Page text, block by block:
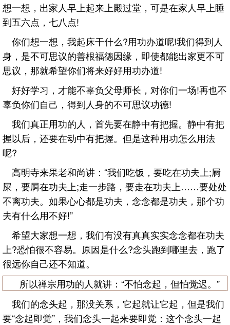
想一想，出家人早上起来上殿过堂，可是在家人早上睡
到五六点，七八点!
你们想一想，我起床干什么?用功办道呢!我们得到人
身，是不可思议的善根福德因缘，即使都能出家更不可
思议，那就希望你们将来好好用功办道!
好好学习，才能不辜负父母师长，对你们一场!再也不
辜负你们自己，得到人身的不可思议功德!
我们真正用功的人，首先要在静中有把握。静中有把
握以后，还要在动中有把握。但是这种用功怎么用法
呢?
高明寺来果老和尚讲：“我们吃饭，要吃在功夫上;屙
屎，要屙在功夫上;走一步路，要走在功夫上……要处处
不离功夫。如果心心都是功夫，念念都是功夫，那个功
夫有什么用不好!”
希望大家想一想，我们有没有真真实实念念都在功夫
上?恐怕很不容易。原因是什么?念头跑到哪里去，跑了
很远你自己还不知道。
所以禅宗用功的人就讲：“不怕念起，但怕觉迟。”
我们的念头起，那没关系，它起就让它起，但是我们
要“念起即觉”，我们念头一起来要即觉：这个念头一起